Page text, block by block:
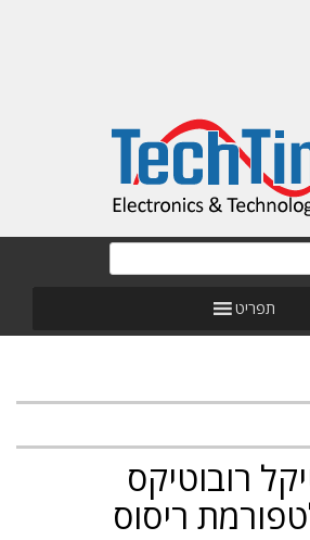
תפריט
רובוטיקס
ריסוס